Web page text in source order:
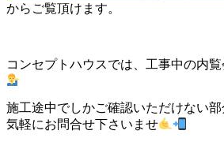
からご覧頂けます。
コンセプトハウスでは、工事中の内
施工途中でしかご確認いただけない
気軽にお問合せ下さいませ